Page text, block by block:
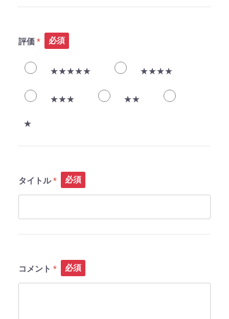
評価 必須
★★★★★ ★★★★
★★★ ★★
★
タイトル 必須
コメント 必須